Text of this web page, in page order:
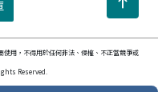
用，不得用於任何非法、侵權、不正當競爭或
Reserved.